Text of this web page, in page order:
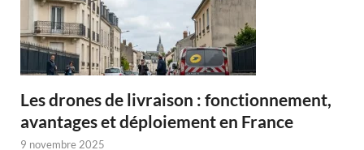
Les drones de livraison : fonctionnement,
avantages et déploiement en France
9 novembre 2025